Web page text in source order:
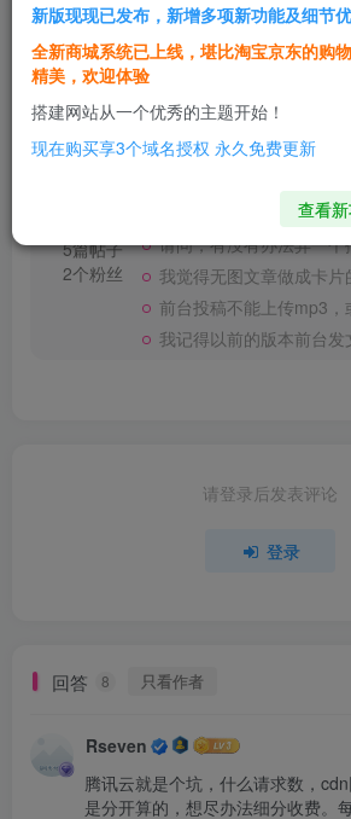
2人已评分
5篇帖子
2个粉丝
C666
这家伙很懒，什么都没有写
请问，有没有办法弄一个
我觉得无图文章做成卡片的样
前台投稿不能上传mp3，或
我记得以前的版本前台发文章有拼
请登录后发表评论
登录
回答 8 只看作者
Rseven
腾讯云就是个坑，什么请求数，
是分开算的，想尽办法细分收费。
新版现现已发布，新增多项新功能及细节
全新商城系统已上线，堪比淘宝京东的购
精美，欢迎体验
搭建网站从一个优秀的主题开始！
现在购买享3个域名授权 永久免费更新
查看